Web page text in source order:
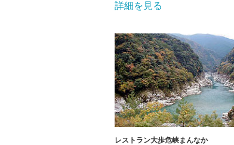
詳細を見る
レストラン大歩危峡まんなか